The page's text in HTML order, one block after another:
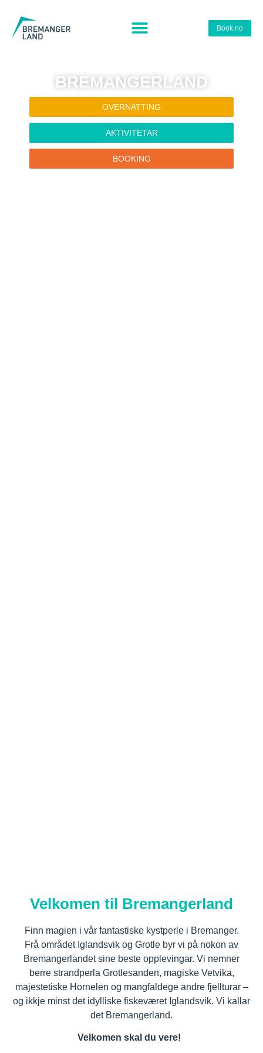
Book no
BREMANGERLAND
OVERNATTING
AKTIVITETAR
BOOKING
Velkomen til Bremangerland
Finn magien i vår fantastiske kystperle i Bremanger.
Frå området Iglandsvik og Grotle byr vi på nokon av
Bremangerlandet sine beste opplevingar. Vi nemner
berre strandperla Grotlesanden, magiske Vetvika,
majestetiske Hornelen og mangfaldege andre fjellturar –
og ikkje minst det idylliske fiskeværet Iglandsvik. Vi kallar
det Bremangerland.
Velkomen skal du vere!